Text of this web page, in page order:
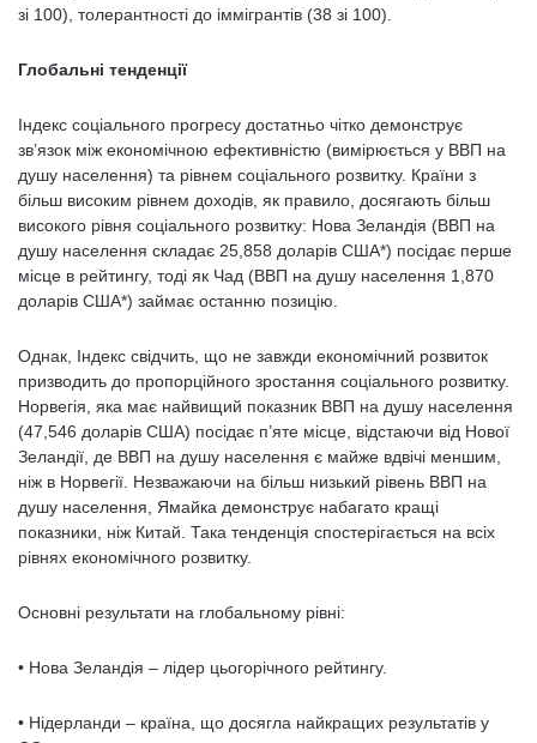
зі 100), толерантності до іммігрантів (38 зі 100).
Глобальні тенденції
Індекс соціального прогресу достатньо чітко демонструє
зв’язок між економічною ефективністю (вимірюється у ВВП на
душу населення) та рівнем соціального розвитку. Країни з
більш високим рівнем доходів, як правило, досягають більш
високого рівня соціального розвитку: Нова Зеландія (ВВП на
душу населення складає 25,858 доларів США*) посідає перше
місце в рейтингу, тоді як Чад (ВВП на душу населення 1,870
доларів США*) займає останню позицію.
Однак, Індекс свідчить, що не завжди економічний розвиток
призводить до пропорційного зростання соціального розвитку.
Норвегія, яка має найвищий показник ВВП на душу населення
(47,546 доларів США) посідає п’яте місце, відстаючи від Нової
Зеландії, де ВВП на душу населення є майже вдвічі меншим,
ніж в Норвегії. Незважаючи на більш низький рівень ВВП на
душу населення, Ямайка демонструє набагато кращі
показники, ніж Китай. Така тенденція спостерігається на всіх
рівнях економічного розвитку.
Основні результати на глобальному рівні:
• Нова Зеландія – лідер цьогорічного рейтингу.
• Нідерланди – країна, що досягла найкращих результатів у